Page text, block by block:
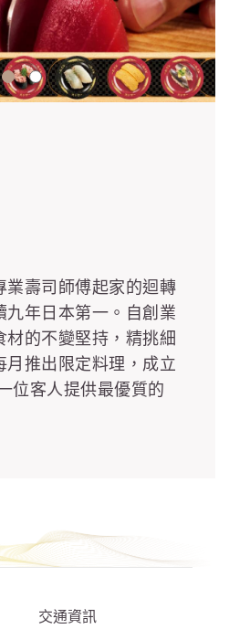
業壽司師傅起家的迴轉
九年日本第一。自創業
材的不變堅持，精挑細
月推出限定料理，成立
位客人提供最優質的
交通資訊